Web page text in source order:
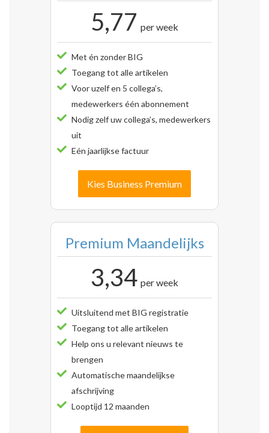
5,77 per week
Met én zonder BIG
Toegang tot alle artikelen
Voor uzelf en 5 collega’s,
medewerkers één abonnement
Nodig zelf uw collega’s, medewerkers
uit
Eén jaarlijkse factuur
Kies Business Premium
Premium Maandelijks
3,34 per week
Uitsluitend met BIG registratie
Toegang tot alle artikelen
Help ons u relevant nieuws te
brengen
Automatische maandelijkse
afschrijving
Looptijd 12 maanden